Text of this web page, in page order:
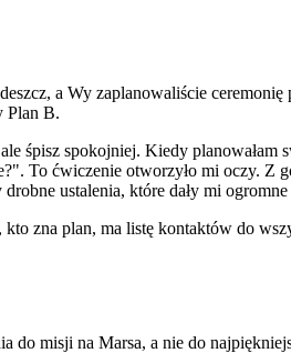
a Wy zaplanowaliście
Plan B.
śpisz spokojniej. Kiedy planowałam
To ćwiczenie otworzyło mi oczy. Z
ustalenia, które dały mi
zna plan, ma listę kontaktów do
misji na Marsa, a nie do